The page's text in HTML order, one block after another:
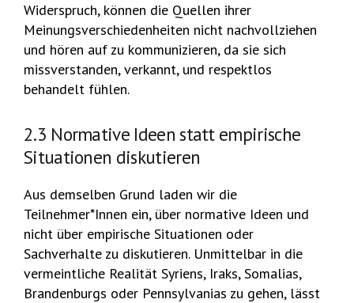
Widerspruch, können die Quellen ihrer
Meinungsverschiedenheiten nicht nachvollziehen
und hören auf zu kommunizieren, da sie sich
missverstanden, verkannt, und respektlos
behandelt fühlen.
2.3 Normative Ideen statt empirische
Situationen diskutieren
Aus demselben Grund laden wir die
Teilnehmer*Innen ein, über normative Ideen und
nicht über empirische Situationen oder
Sachverhalte zu diskutieren. Unmittelbar in die
vermeintliche Realität Syriens, Iraks, Somalias,
Brandenburgs oder Pennsylvanias zu gehen, lässt